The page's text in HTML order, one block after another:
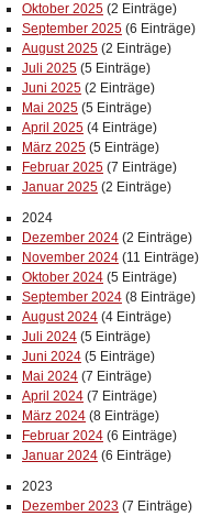
Oktober 2025 (2 Einträge)
September 2025 (6 Einträge)
August 2025 (2 Einträge)
Juli 2025 (5 Einträge)
Juni 2025 (2 Einträge)
Mai 2025 (5 Einträge)
April 2025 (4 Einträge)
März 2025 (5 Einträge)
Februar 2025 (7 Einträge)
Januar 2025 (2 Einträge)
2024
Dezember 2024 (2 Einträge)
November 2024 (11 Einträge)
Oktober 2024 (5 Einträge)
September 2024 (8 Einträge)
August 2024 (4 Einträge)
Juli 2024 (5 Einträge)
Juni 2024 (5 Einträge)
Mai 2024 (7 Einträge)
April 2024 (7 Einträge)
März 2024 (8 Einträge)
Februar 2024 (6 Einträge)
Januar 2024 (6 Einträge)
2023
Dezember 2023 (7 Einträge)